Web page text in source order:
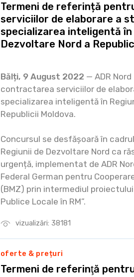
vizualizări: 38181
Termeni de referință
serviciilor de elaborare a
specializarea inteligentă în
Dezvoltare Nord a
Bălți, 9 August 2022 — ADR
contractarea serviciilor de
specializarea inteligentă în
Republicii Moldova.
Concursul se desfășoară în
Regiunii de Dezvoltare Nord ca
urgență, implementat de ADR
Federal German pentru
(BMZ) prin intermediul
Publice Locale în RM”.
oferte & prețuri
Termeni de referinţă